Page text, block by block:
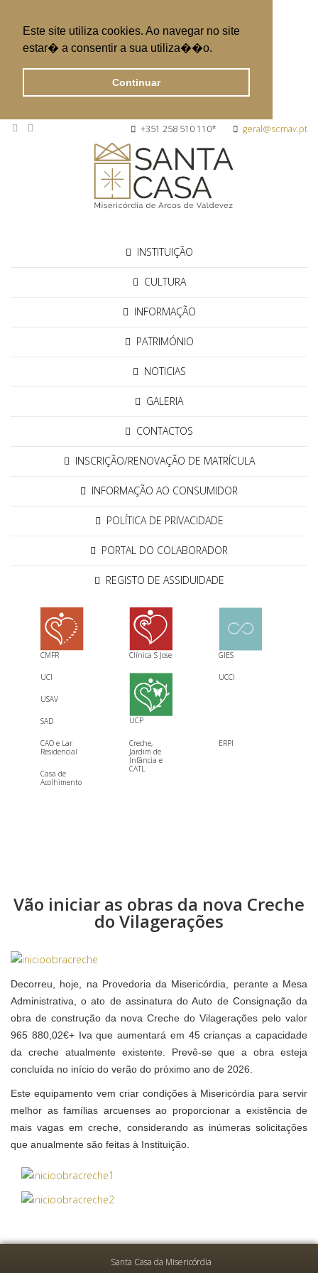
Este site utiliza cookies. Ao navegar no site
estar� a consentir a sua utiliza��o.
Continuar
+351 258 510 110* geral@scmav.pt
INSTITUIÇÃO
CULTURA
INFORMAÇÃO
PATRIMÓNIO
NOTICIAS
GALERIA
CONTACTOS
INSCRIÇÃO/RENOVAÇÃO DE MATRÍCULA
INFORMAÇÃO AO CONSUMIDOR
POLÍTICA DE PRIVACIDADE
PORTAL DO COLABORADOR
REGISTO DE ASSIDUIDADE
GIES
Clínica S Jose
CMFR
UCCI
UCP
UCI
USAV
SAD
ERPI
Creche,
Jardim de
Infância e
CATL
CAO e Lar
Residencial
Casa de
Acolhimento
Vão iniciar as obras da nova Creche
do Vilagerações
Decorreu, hoje, na Provedoria da Misericórdia, perante a Mesa
Administrativa, o ato de assinatura do Auto de Consignação da
obra de construção da nova Creche do Vilagerações pelo valor
965 880,02€+ Iva que aumentará em 45 crianças a capacidade
da creche atualmente existente. Prevê-se que a obra esteja
concluída no início do verão do próximo ano de 2026.
Este equipamento vem criar condições à Misericórdia para servir
melhor as famílias arcuenses ao proporcionar a existência de
mais vagas em creche, considerando as inúmeras solicitações
que anualmente são feitas à Instituição.
Santa Casa da Misericórdia